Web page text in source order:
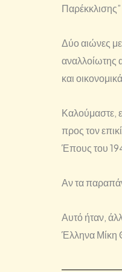
Δύο αιώνες
αναλλοίωτης
και
Καλούμαστε,
προς τον
Έπους του
Αν τα
Αυτό ήταν,
Έλληνα Μίκη